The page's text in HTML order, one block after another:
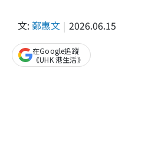
文: 鄭惠文 2026.06.15
在Google追蹤
《UHK 港生活》